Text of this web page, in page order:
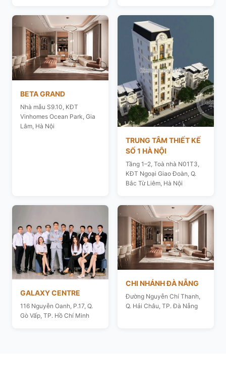
BETA GRAND
Nhà mẫu S9.10, KĐT
Vinhomes Ocean Park, Gia
Lâm, Hà Nội
TRUNG TÂM THIẾT KẾ
SỐ 1 HÀ NỘI
Tầng 1–2, Toà nhà N01T3,
KĐT Ngoại Giao Đoàn, Q.
Bắc Từ Liêm, Hà Nội
GALAXY CENTRE
116 Nguyễn Oanh, P.17, Q.
Gò Vấp, TP. Hồ Chí Minh
CHI NHÁNH ĐÀ NẴNG
Đường Nguyễn Chí Thanh,
Q. Hải Châu, TP. Đà Nẵng